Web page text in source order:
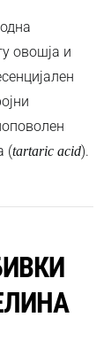
овошја и
(tartaric acid).